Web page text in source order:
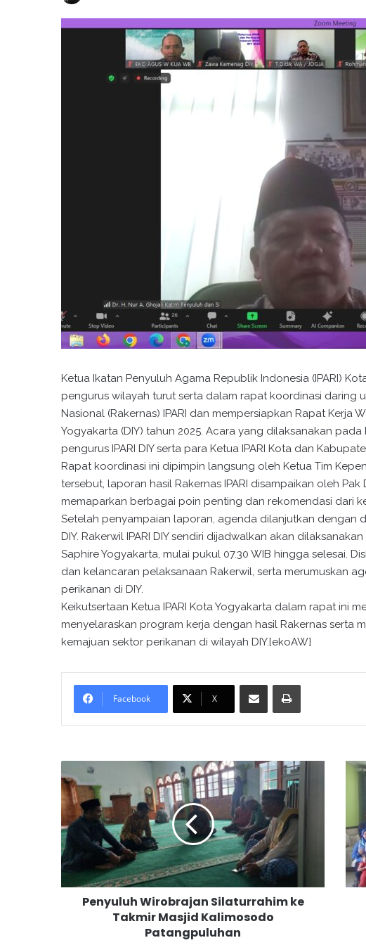
Ketua Ikatan Penyuluh Agama Republik Indonesia (IPARI)
pengurus wilayah turut serta dalam rapat koordinasi daring
Nasional (Rakernas) IPARI dan mempersiapkan Rapat Kerja
Yogyakarta (DIY) tahun 2025. Acara yang dilaksanakan pada
pengurus IPARI DIY serta para Ketua IPARI Kota dan
Rapat koordinasi ini dipimpin langsung oleh Ketua Tim
tersebut, laporan hasil Rakernas IPARI disampaikan oleh Pak
memaparkan berbagai poin penting dan rekomendasi dari
Setelah penyampaian laporan, agenda dilanjutkan dengan
DIY. Rakerwil IPARI DIY sendiri dijadwalkan akan
Saphire Yogyakarta, mulai pukul 07.30 WIB hingga selesai.
dan kelancaran pelaksanaan Rakerwil, serta merumuskan
perikanan di DIY.
Keikutsertaan Ketua IPARI Kota Yogyakarta dalam rapat ini
menyelaraskan program kerja dengan hasil Rakernas serta
kemajuan sektor perikanan di wilayah DIY.[ekoAW]
Facebook X
e
n
y
u
l
u
h
W
Penyuluh Wirobrajan Silaturrahim ke
Takmir Masjid Kalimosodo
Patangpuluhan
m
b
u
l
h